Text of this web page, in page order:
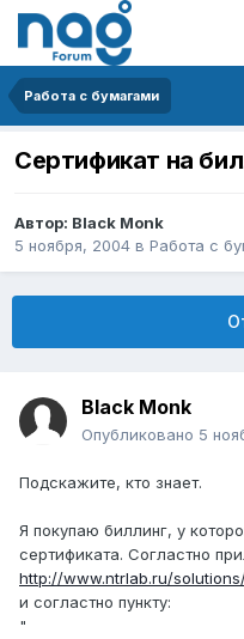
Работа с бумагами
Сертификат на
Автор: Black Monk
5 ноября, 2004 в Работа с
Black Monk
Опубликовано 5
Подскажите, кто знает.
Я покупаю биллинг, у
сертификата. Согластно
http://www.ntrlab.ru/solutions/
и согластно пункту:
"